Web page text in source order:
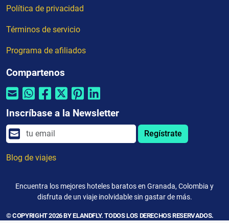
Política de privacidad
Términos de servicio
Programa de afiliados
Compartenos
Inscríbase a la Newsletter
Regístrate
Blog de viajes
Encuentra los mejores hoteles baratos en Granada, Colombia y
disfruta de un viaje inolvidable sin gastar de más.
© COPYRIGHT 2026 BY ELANDFLY. TODOS LOS DERECHOS RESERVADOS.